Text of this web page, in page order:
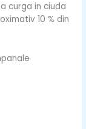
curga in ciuda
10 % din